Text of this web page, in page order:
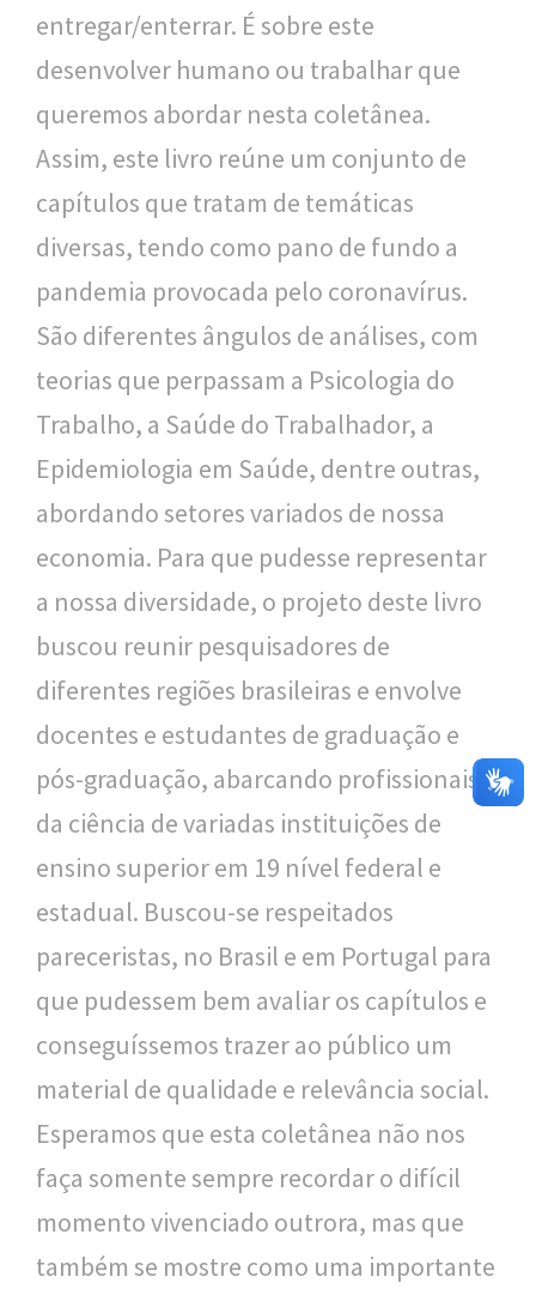
entregar/enterrar. É sobre este
desenvolver humano ou trabalhar que
queremos abordar nesta coletânea.
Assim, este livro reúne um conjunto de
capítulos que tratam de temáticas
diversas, tendo como pano de fundo a
pandemia provocada pelo coronavírus.
São diferentes ângulos de análises, com
teorias que perpassam a Psicologia do
Trabalho, a Saúde do Trabalhador, a
Epidemiologia em Saúde, dentre outras,
abordando setores variados de nossa
economia. Para que pudesse representar
a nossa diversidade, o projeto deste livro
buscou reunir pesquisadores de
diferentes regiões brasileiras e envolve
docentes e estudantes de graduação e
pós-graduação, abarcando profissionais
da ciência de variadas instituições de
ensino superior em 19 nível federal e
estadual. Buscou-se respeitados
pareceristas, no Brasil e em Portugal para
que pudessem bem avaliar os capítulos e
conseguíssemos trazer ao público um
material de qualidade e relevância social.
Esperamos que esta coletânea não nos
faça somente sempre recordar o difícil
momento vivenciado outrora, mas que
também se mostre como uma importante